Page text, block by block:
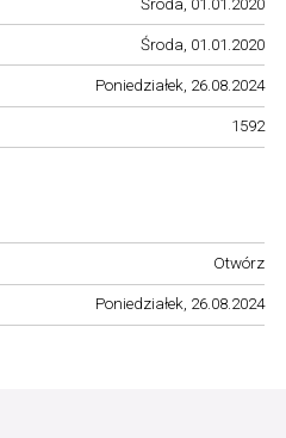
Środa, 01.01.2020
Środa, 01.01.2020
Poniedziałek, 26.08.2024
1592
Otwórz
Poniedziałek, 26.08.2024